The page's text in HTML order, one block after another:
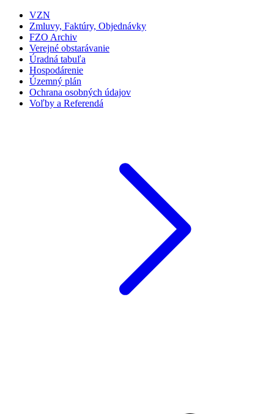
VZN
Zmluvy, Faktúry, Objednávky
FZO Archiv
Verejné obstarávanie
Úradná tabuľa
Hospodárenie
Územný plán
Ochrana osobných údajov
Voľby a Referendá